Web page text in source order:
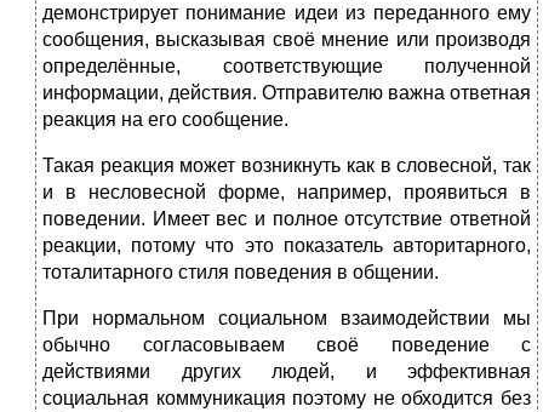
демонстрирует понимание идеи из переданного ему
сообщения, высказывая своё мнение или производя
определённые, соответствующие полученной
информации, действия. Отправителю важна ответная
реакция на его сообщение.
Такая реакция может возникнуть как в словесной, так
и в несловесной форме, например, проявиться в
поведении. Имеет вес и полное отсутствие ответной
реакции, потому что это показатель авторитарного,
тоталитарного стиля поведения в общении.
При нормальном социальном взаимодействии мы
обычно согласовываем своё поведение с
действиями других людей, и эффективная
социальная коммуникация поэтому не обходится без